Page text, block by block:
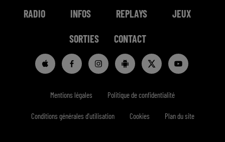
RADIO INFOS REPLAYS JEUX
SORTIES CONTACT
Mentions légales Politique de confidentialité
Conditions générales d'utilisation Cookies Plan du site